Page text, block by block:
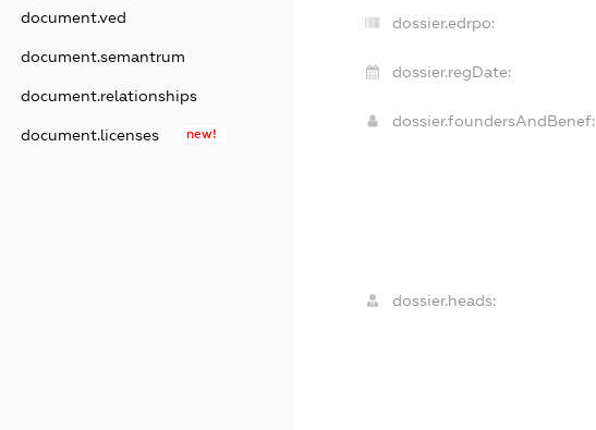
document.ved
document.semantrum
document.relationships
document.licenses new!
dossier.edrpo:
dossier.regDate:
dossier.foundersAndBenef:
dossier.heads: